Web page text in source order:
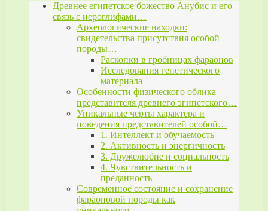
Древнее египетское божество Анубис и его
связь с иероглифами…
Археологические находки:
свидетельства присутствия особой
породы…
Раскопки в гробницах фараонов
Исследования генетического
материала
Особенности физического облика
представителя древнего эгипетского…
Уникальные черты характера и
поведения представителей особой…
1. Интеллект и обучаемость
2. Активность и энергичность
3. Дружелюбие и социальность
4. Чувствительность и
преданность
Современное состояние и сохранение
фараоновой породы как